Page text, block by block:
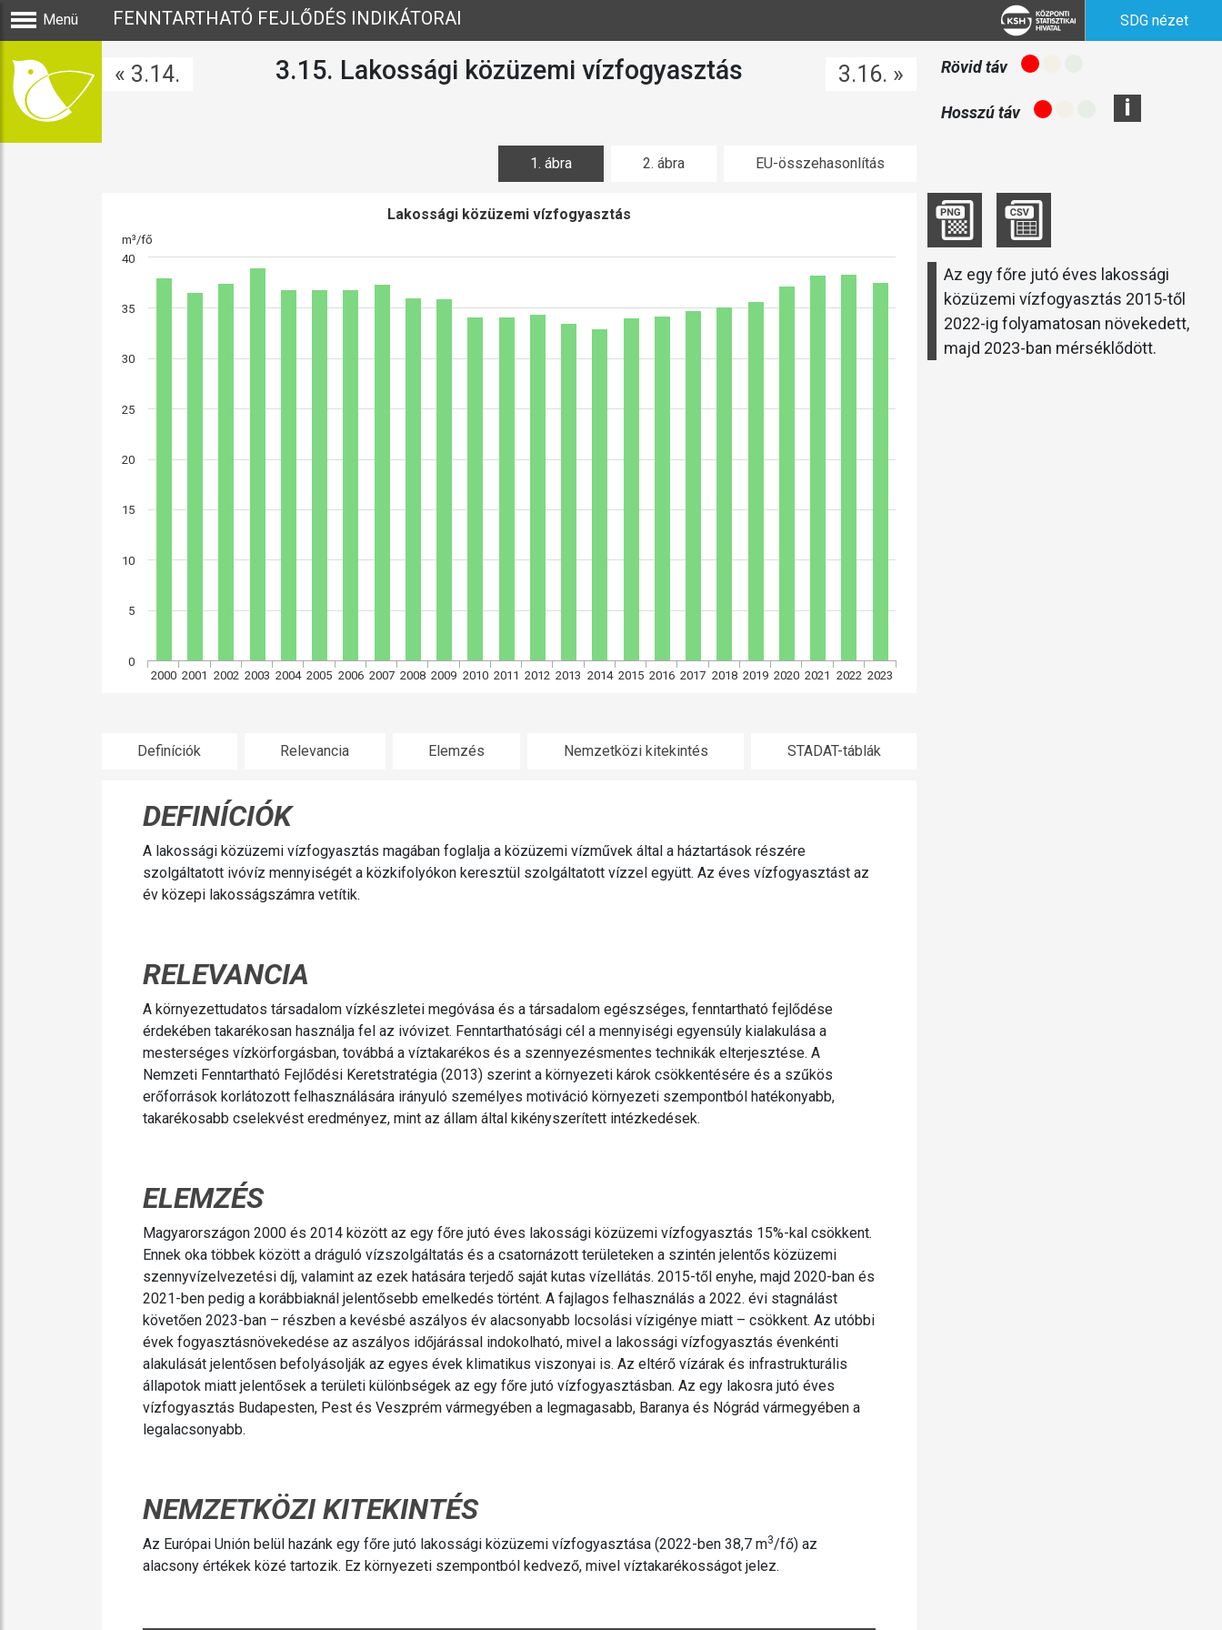
Menü FENNTARTHATÓ FEJLŐDÉS INDIKÁTORAI SDG nézet
« 3.14. 3.15. Lakossági közüzemi vízfogyasztás 3.16. » Rövid táv
Hosszú táv i
1. ábra 2. ábra EU-összehasonlítás
m³/fő
Lakossági közüzemi vízfogyasztás
2000 2001 2002 2003 2004 2005 2006 2007 2008 2009 2010 2011 2012 2013 2014 2015 2016 2017 2018 2019 2020 2021 2022 2023
0
5
10
15
20
25
30
35
40
Az egy főre jutó éves lakossági
közüzemi vízfogyasztás 2015-től
2022-ig folyamatosan növekedett,
majd 2023-ban mérséklődött.
Definíciók Relevancia Elemzés Nemzetközi kitekintés STADAT-táblák
DEFINÍCIÓK
A lakossági közüzemi vízfogyasztás magában foglalja a közüzemi vízművek által a háztartások részére
szolgáltatott ivóvíz mennyiségét a közkifolyókon keresztül szolgáltatott vízzel együtt. Az éves vízfogyasztást az
év közepi lakosságszámra vetítik.
RELEVANCIA
A környezettudatos társadalom vízkészletei megóvása és a társadalom egészséges, fenntartható fejlődése
érdekében takarékosan használja fel az ivóvizet. Fenntarthatósági cél a mennyiségi egyensúly kialakulása a
mesterséges vízkörforgásban, továbbá a víztakarékos és a szennyezésmentes technikák elterjesztése. A
Nemzeti Fenntartható Fejlődési Keretstratégia (2013) szerint a környezeti károk csökkentésére és a szűkös
erőforrások korlátozott felhasználására irányuló személyes motiváció környezeti szempontból hatékonyabb,
takarékosabb cselekvést eredményez, mint az állam által kikényszerített intézkedések.
ELEMZÉS
Magyarországon 2000 és 2014 között az egy főre jutó éves lakossági közüzemi vízfogyasztás 15%-kal csökkent.
Ennek oka többek között a dráguló vízszolgáltatás és a csatornázott területeken a szintén jelentős közüzemi
szennyvízelvezetési díj, valamint az ezek hatására terjedő saját kutas vízellátás. 2015-től enyhe, majd 2020-ban és
2021-ben pedig a korábbiaknál jelentősebb emelkedés történt. A fajlagos felhasználás a 2022. évi stagnálást
követően 2023-ban – részben a kevésbé aszályos év alacsonyabb locsolási vízigénye miatt – csökkent. Az utóbbi
évek fogyasztásnövekedése az aszályos időjárással indokolható, mivel a lakossági vízfogyasztás évenkénti
alakulását jelentősen befolyásolják az egyes évek klimatikus viszonyai is. Az eltérő vízárak és infrastrukturális
állapotok miatt jelentősek a területi különbségek az egy főre jutó vízfogyasztásban. Az egy lakosra jutó éves
vízfogyasztás Budapesten, Pest és Veszprém vármegyében a legmagasabb, Baranya és Nógrád vármegyében a
legalacsonyabb.
NEMZETKÖZI KITEKINTÉS
Az Európai Unión belül hazánk egy főre jutó lakossági közüzemi vízfogyasztása (2022-ben 38,7 m3/fő) az
alacsony értékek közé tartozik. Ez környezeti szempontból kedvező, mivel víztakarékosságot jelez.